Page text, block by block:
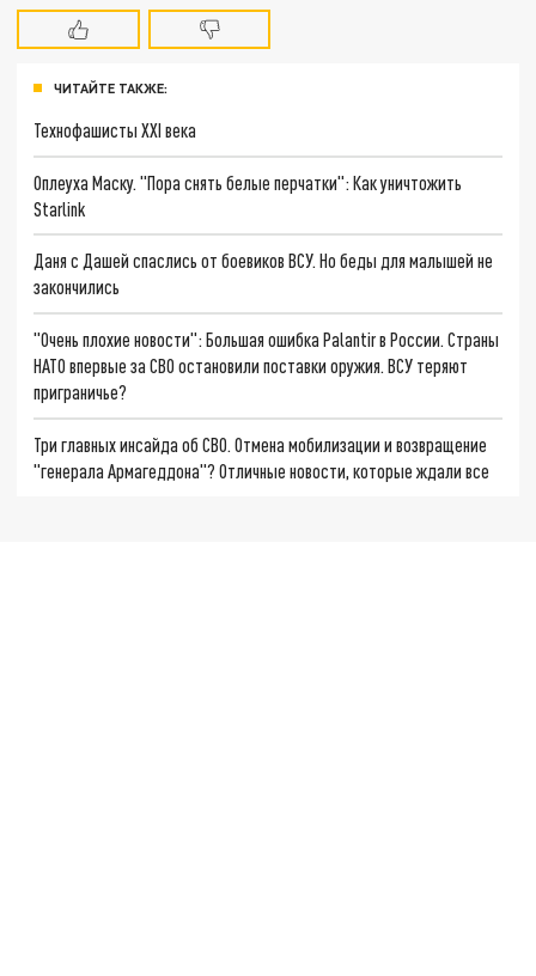
ЧИТАЙТЕ ТАКЖЕ:
Технофашисты XXI века
Оплеуха Маску. "Пора снять белые перчатки": Как уничтожить
Starlink
Даня с Дашей спаслись от боевиков ВСУ. Но беды для малышей не
закончились
"Очень плохие новости": Большая ошибка Palantir в России. Страны
НАТО впервые за СВО остановили поставки оружия. ВСУ теряют
приграничье?
Три главных инсайда об СВО. Отмена мобилизации и возвращение
"генерала Армагеддона"? Отличные новости, которые ждали все